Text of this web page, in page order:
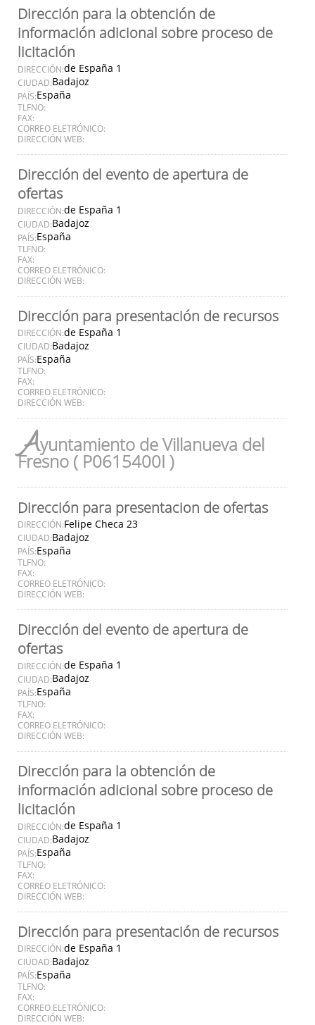
Dirección para la obtención de
información adicional sobre proceso de
licitación
DIRECCIÓN:de España 1
CIUDAD:Badajoz
PAÍS:España
TLFNO:
FAX:
CORREO ELETRÓNICO:
DIRECCIÓN WEB:
Dirección del evento de apertura de
ofertas
DIRECCIÓN:de España 1
CIUDAD:Badajoz
PAÍS:España
TLFNO:
FAX:
CORREO ELETRÓNICO:
DIRECCIÓN WEB:
Dirección para presentación de recursos
DIRECCIÓN:de España 1
CIUDAD:Badajoz
PAÍS:España
TLFNO:
FAX:
CORREO ELETRÓNICO:
DIRECCIÓN WEB:
Ayuntamiento de Villanueva del
Fresno ( P0615400I )
Dirección para presentacion de ofertas
DIRECCIÓN:Felipe Checa 23
CIUDAD:Badajoz
PAÍS:España
TLFNO:
FAX:
CORREO ELETRÓNICO:
DIRECCIÓN WEB:
Dirección del evento de apertura de
ofertas
DIRECCIÓN:de España 1
CIUDAD:Badajoz
PAÍS:España
TLFNO:
FAX:
CORREO ELETRÓNICO:
DIRECCIÓN WEB:
Dirección para la obtención de
información adicional sobre proceso de
licitación
DIRECCIÓN:de España 1
CIUDAD:Badajoz
PAÍS:España
TLFNO:
FAX:
CORREO ELETRÓNICO:
DIRECCIÓN WEB:
Dirección para presentación de recursos
DIRECCIÓN:de España 1
CIUDAD:Badajoz
PAÍS:España
TLFNO:
FAX:
CORREO ELETRÓNICO:
DIRECCIÓN WEB: